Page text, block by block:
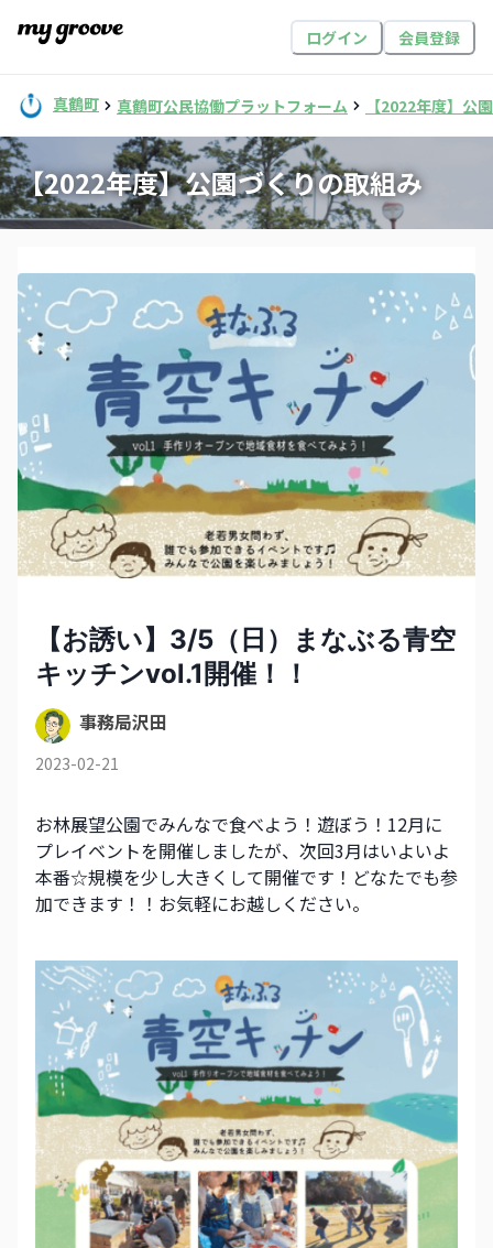
ログイン 会員登録
真鶴町 真鶴町公民協働プラットフォーム 【2022年度】公
【2022年度】公園づくりの取組み
【お誘い】3/5（日）まなぶる青空
キッチンvol.1開催！！
事務局沢田
2023-02-21
お林展望公園でみんなで食べよう！遊ぼう！12月に
プレイベントを開催しましたが、次回3月はいよいよ
本番☆規模を少し大きくして開催です！どなたでも参
加できます！！お気軽にお越しください。